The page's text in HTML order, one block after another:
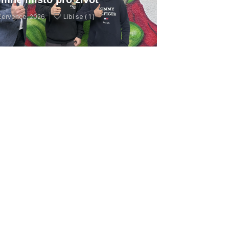
2026 Líbí se ( 1 )